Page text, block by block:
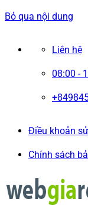
Bỏ qua nội dung
Liên hệ
08:00 -
Điều khoản
Chính sách